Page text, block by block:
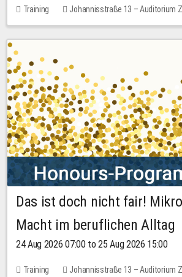
Training
Johannisstraße 13 – Auditorium
1 place
30.00 EUR
Das ist doch nicht fair!
Macht im beruflichen Alltag
24 Aug 2026 07:00 to 25 Aug 2026 15:00
Training
Johannisstraße 13 – Auditorium